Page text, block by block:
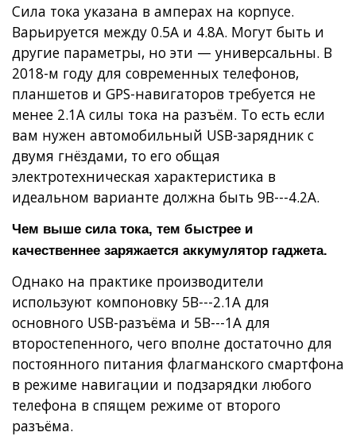
Сила тока указана в амперах на корпусе.
Варьируется между 0.5А и 4.8А. Могут быть и
другие параметры, но эти — универсальны. В
2018-м году для современных телефонов,
планшетов и GPS-навигаторов требуется не
менее 2.1А силы тока на разъём. То есть если
вам нужен автомобильный USB-зарядник с
двумя гнёздами, то его общая
электротехническая характеристика в
идеальном варианте должна быть 9В---4.2А.
Чем выше сила тока, тем быстрее и
качественнее заряжается аккумулятор гаджета.
Однако на практике производители
используют компоновку 5В---2.1А для
основного USB-разъёма и 5В---1А для
второстепенного, чего вполне достаточно для
постоянного питания флагманского смартфона
в режиме навигации и подзарядки любого
телефона в спящем режиме от второго
разъёма.